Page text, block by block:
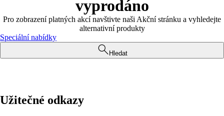
vyprodáno
Pro zobrazení platných akcí navštivte naši Akční stránku a vyhledejte
alternativní produkty
Speciální nabídky
Hledat
Užitečné odkazy